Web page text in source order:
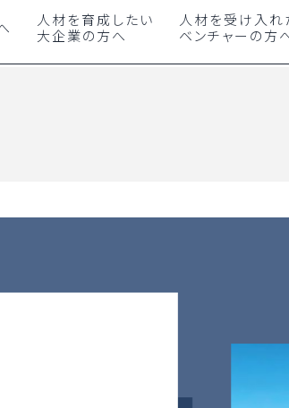
人材を育成したい
大企業の方へ
人材を受け入れ
ベンチャーの方